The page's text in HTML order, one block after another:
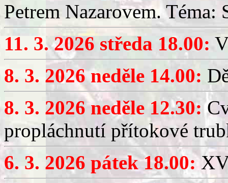
Petrem Nazarovem. Téma:
11. 3. 2026 středa 18.00:
8. 3. 2026 neděle 14.00:
8. 3. 2026 neděle 12.30:
propláchnutí přítokové
6. 3. 2026 pátek 18.00: